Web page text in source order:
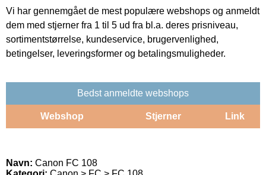
Vi har gennemgået de mest populære webshops og anmeldt
dem med stjerner fra 1 til 5 ud fra bl.a. deres prisniveau,
sortimentstørrelse, kundeservice, brugervenlighed,
betingelser, leveringsformer og betalingsmuligheder.
Bedst anmeldte webshops
Webshop Stjerner Link
Navn: Canon FC 108